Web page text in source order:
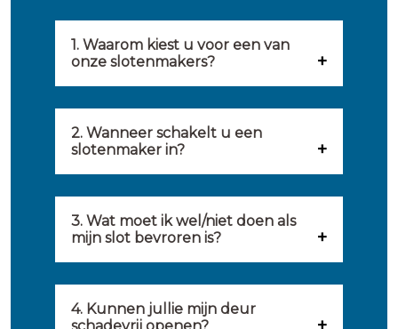
1. Waarom kiest u voor een van
onze slotenmakers?
geselecteerd op kwaliteit,
partij om u van dienst te zijn.
ernaar om binnen 20 minuten
ter plaatse te zijn om u een
2. Wanneer schakelt u een
slotenmaker in?
slotenmaker inschakelen
wanneer: u uzelf heeft
meer functioneert, er
3. Wat moet ik wel/niet doen als
mijn slot bevroren is?
komt het wel eens voor dat
4. Kunnen jullie mijn deur